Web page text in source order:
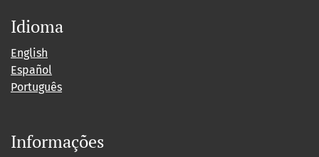
Idioma
English
Español
Português
Informações